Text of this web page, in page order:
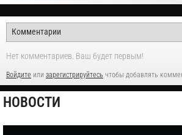
Нет комментариев. Ваш будет первым!
Войдите или зарегистрируйтесь чтобы добавлять
НОВОСТИ